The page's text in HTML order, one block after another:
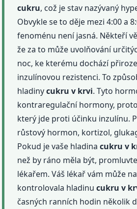
cukru, což je stav nazývaný
Obvykle se to děje mezi 4:00 a
fenoménu není jasná. Někteří
že za to může uvolňování
noc, ke kterému dochází
inzulínovou rezistenci. To
hladinycukru v krvi. Tyto
kontraregulační hormony,
který jde proti účinku inzulínu.
růstový hormon, kortizol,
Pokud je vaše hladinacukru v
než by ráno měla být,
lékařem. Váš lékař vám může
kontrolovala hladinucukru v
časných ranních hodin několik